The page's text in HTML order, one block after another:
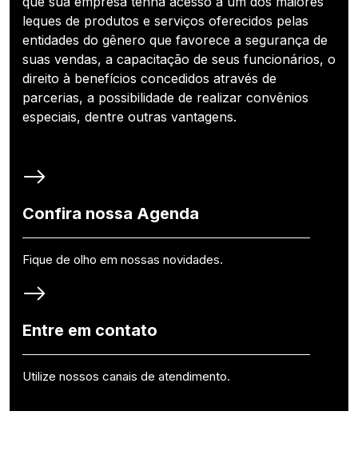
leques de produtos e serviços oferecidos pelas
entidades do gênero que favorece a segurança de
suas vendas, a capacitação de seus funcionários, o
direito à benefícios concedidos através de
parcerias, a possibilidade de realizar convênios
especiais, dentre outras vantagens.
Confira nossa Agenda
Fique de olho em nossas novidades.
Entre em contato
Utilize nossos canais de atendimento.